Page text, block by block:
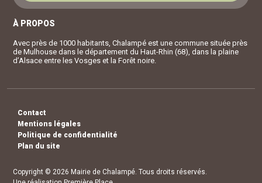
À PROPOS
Avec près de 1000 habitants, Chalampé est une commune située près
de Mulhouse dans le département du Haut-Rhin (68), dans la plaine
d’Alsace entre les Vosges et la Forêt noire.
Contact
Mentions légales
Politique de confidentialité
Plan du site
Copyright © 2026 Mairie de Chalampé. Tous droits réservés.